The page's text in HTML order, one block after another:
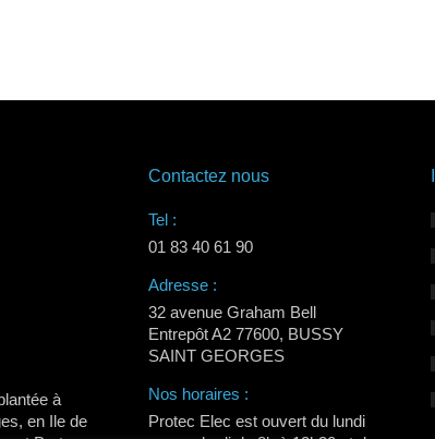
à
en Ile de
Contactez nous
Tel :
01 83 40 61 90
Adresse :
32 avenue Graham Bell
Entrepôt A2 77600, BUSSY
SAINT GEORGES
Nos horaires :
Protec Elec est ouvert du lundi